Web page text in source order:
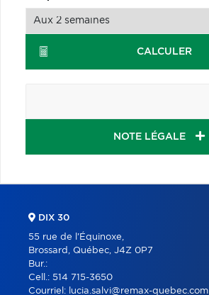
CALCULER
NOTE LÉGALE
DIX 30
55 rue de l'Équinoxe,
Brossard, Québec, J4Z 0P7
Bur.:
Cell.: 514 715-3650
Courriel:
lucia.salvi@remax-quebec.com